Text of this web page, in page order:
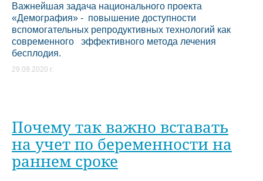
Важнейшая задача национального проекта
«Демография» - повышение доступности
вспомогательных репродуктивных технологий как
современного эффективного метода лечения
бесплодия.
29.09.2020 г.
Почему так важно вставать
на учет по беременности на
раннем сроке